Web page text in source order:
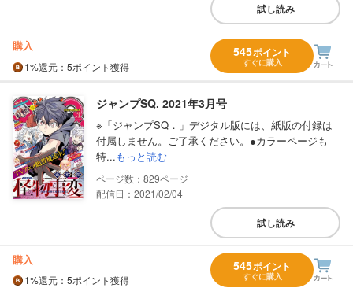
試し読み
購入
1%還元 ：5ポイント獲得
545ポイント
すぐに購入
ジャンプSQ. 2021年3月号
※「ジャンプSQ．」デジタル版には、紙版の付録は
付属しません。ご了承ください。●カラーページも
特...もっと読む
829
配信日：2021/02/04
試し読み
購入
1%還元 ：5ポイント獲得
545ポイント
すぐに購入